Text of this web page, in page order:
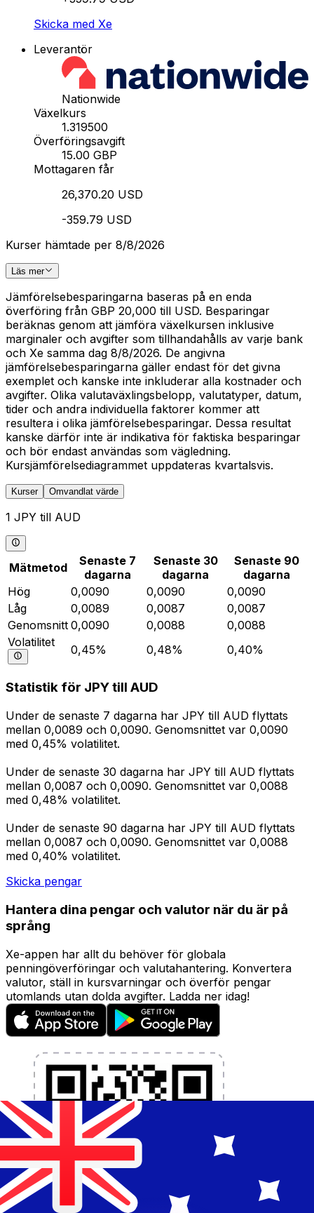
Skicka med Xe
Leverantör
Nationwide
Växelkurs
1.319500
Överföringsavgift
15.00 GBP
Mottagaren får
26,370.20 USD
-359.79 USD
Kurser hämtade per 8/8/2026
Läs mer
Jämförelsebesparingarna baseras på en enda
överföring från GBP 20,000 till USD. Besparingar
beräknas genom att jämföra växelkursen inklusive
marginaler och avgifter som tillhandahålls av varje bank
och Xe samma dag 8/8/2026. De angivna
jämförelsebesparingarna gäller endast för det givna
exemplet och kanske inte inkluderar alla kostnader och
avgifter. Olika valutaväxlingsbelopp, valutatyper, datum,
tider och andra individuella faktorer kommer att
resultera i olika jämförelsebesparingar. Dessa resultat
kanske därför inte är indikativa för faktiska besparingar
och bör endast användas som vägledning.
Kursjämförelsediagrammet uppdateras kvartalsvis.
Kurser Omvandlat värde
1 JPY till AUD
Mätmetod
Senaste 7
dagarna
Senaste 30
dagarna
Senaste 90
dagarna
Hög
0,0090 0,0090
0,0090
Låg
0,0089 0,0087
0,0087
Genomsnitt 0,0090 0,0088
0,0088
Volatilitet
0,45% 0,48% 0,40%
Statistik för JPY till AUD
Under de senaste 7 dagarna har JPY till AUD flyttats
mellan 0,0089 och 0,0090. Genomsnittet var 0,0090
med 0,45% volatilitet.
Under de senaste 30 dagarna har JPY till AUD flyttats
mellan 0,0087 och 0,0090. Genomsnittet var 0,0088
med 0,48% volatilitet.
Under de senaste 90 dagarna har JPY till AUD flyttats
mellan 0,0087 och 0,0090. Genomsnittet var 0,0088
med 0,40% volatilitet.
Skicka pengar
Hantera dina pengar och valutor när du är på
språng
Xe-appen har allt du behöver för globala
penningöverföringar och valutahantering. Konvertera
valutor, ställ in kursvarningar och överför pengar
utomlands utan dolda avgifter. Ladda ner idag!